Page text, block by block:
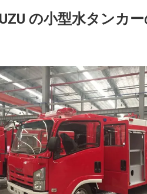
の小型水タンカ